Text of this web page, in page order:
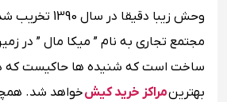
وحش زیبا دقیقا در
مجتمع تجاری به نام ” میکا مال ” در
ساخت است که شنیده ها حاکیست که در
بهترینمراکز خرید کیشخواهد شد.